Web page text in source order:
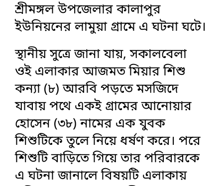
শ্রীমঙ্গল উপজেলার কালাপুর
ইউনিয়নের লামুয়া গ্রামে এ ঘটনা ঘটে।
​স্থানীয় সুত্রে জানা যায়, সকালবেলা
ওই এলাকার আজমত মিয়ার শিশু
কন্যা (৮) আরবি পড়তে মসজিদে
যাবায় পথে একই গ্রামের আনোয়ার
হোসেন (৩৮) নামের এক যুবক
শিশুটিকে তুলে নিয়ে ধর্ষণ করে। পরে
শিশুটি বাড়িতে গিয়ে তার পরিবারকে
এ ঘটনা জানালে বিষয়টি এলাকায়